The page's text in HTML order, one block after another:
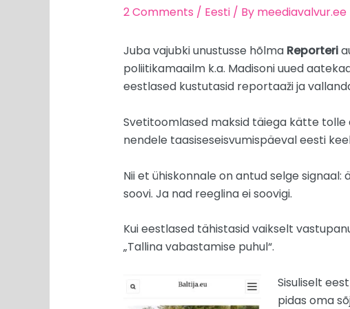
2 Comments / Eesti/ By meediavalvur.ee
Juba vajubki unustusse hõlma Reporteri
poliitikamaailm k.a. Madisoni uued
eestlased kustutasid reportaaži ja
Svetitoomlased maksid täiega kätte tolle
nendele taasiseseisvumispäeval eesti
Nii et ühiskonnale on antud selge
soovi. Ja nad reeglina ei soovigi.
Kui eestlased tähistasid vaikselt
„Tallina vabastamise puhul“.
Sisuliselt
pidas oma